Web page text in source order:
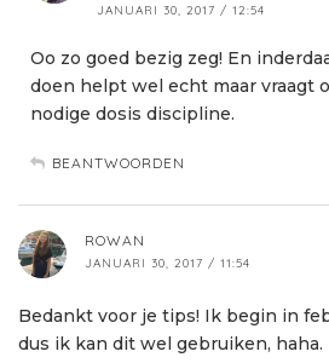
JANUARI 30, 2017 / 12:54
Oo zo goed bezig zeg! En
doen helpt wel echt maar vraagt
nodige dosis discipline.
BEANTWOORDEN
ROWAN
JANUARI 30, 2017 / 11:54
Bedankt voor je tips! Ik begin in
dus ik kan dit wel gebruiken, haha.